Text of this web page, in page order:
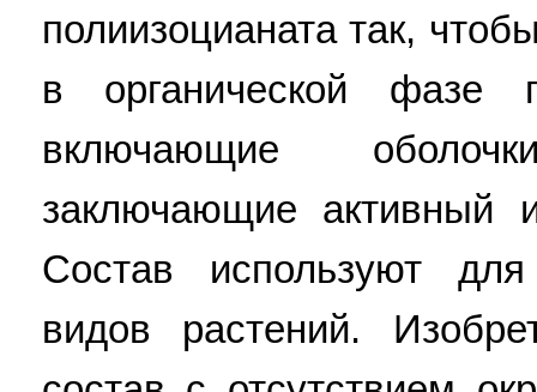
полиизоцианата так,
в органической фазе
включающие
заключающие активный
Состав используют
видов растений.